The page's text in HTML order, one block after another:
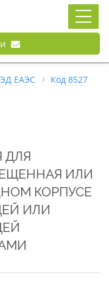
ЕАЭС Код 8527
ДЛЯ
ИЛИ
КОРПУСЕ
ИЛИ